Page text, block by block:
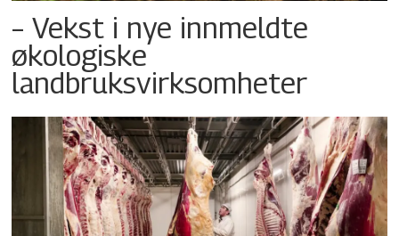
– Vekst i nye innmeldte
økologiske
landbruksvirksomheter